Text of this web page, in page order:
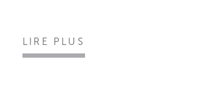
LIRE PLUS